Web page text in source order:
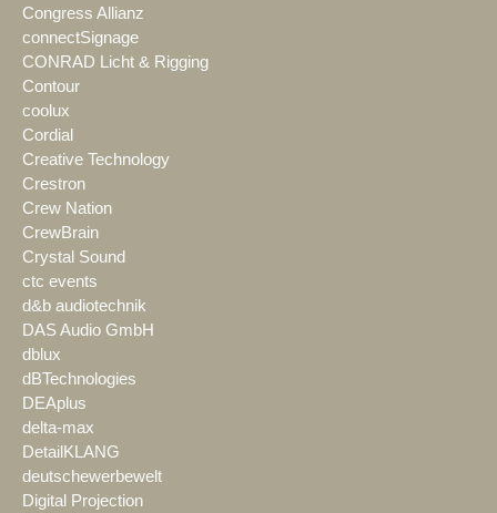
Congress Allianz
connectSignage
CONRAD Licht & Rigging
Contour
coolux
Cordial
Creative Technology
Crestron
Crew Nation
CrewBrain
Crystal Sound
ctc events
d&b audiotechnik
DAS Audio GmbH
dblux
dBTechnologies
DEAplus
delta-max
DetailKLANG
deutschewerbewelt
Digital Projection